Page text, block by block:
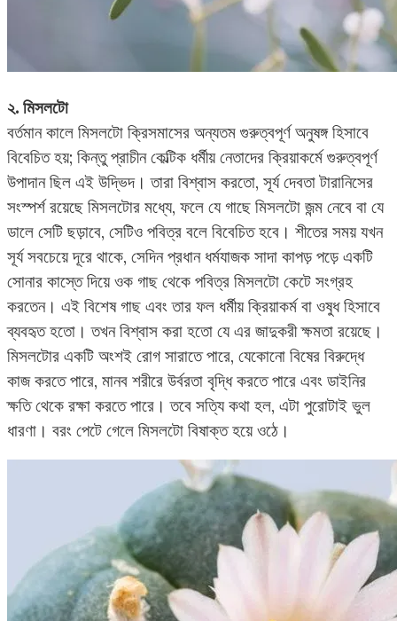
২. মিসলটো
বর্তমান কালে মিসলটো ক্রিসমাসের অন্যতম গুরুত্বপূর্ণ অনুষঙ্গ হিসাবে
বিবেচিত হয়; কিন্তু প্রাচীন কেল্টিক ধর্মীয় নেতাদের ক্রিয়াকর্মে গুরুত্বপূর্ণ
উপাদান ছিল এই উদ্ভিদ। তারা বিশ্বাস করতো, সূর্য দেবতা টারানিসের
সংস্পর্শ রয়েছে মিসলটোর মধ্যে, ফলে যে গাছে মিসলটো জন্ম নেবে বা যে
ডালে সেটি ছড়াবে, সেটিও পবিত্র বলে বিবেচিত হবে। শীতের সময় যখন
সূর্য সবচেয়ে দূরে থাকে, সেদিন প্রধান ধর্মযাজক সাদা কাপড় পড়ে একটি
সোনার কাস্তে দিয়ে ওক গাছ থেকে পবিত্র মিসলটো কেটে সংগ্রহ
করতেন। এই বিশেষ গাছ এবং তার ফল ধর্মীয় ক্রিয়াকর্ম বা ওষুধ হিসাবে
ব্যবহৃত হতো। তখন বিশ্বাস করা হতো যে এর জাদুকরী ক্ষমতা রয়েছে।
মিসলটোর একটি অংশই রোগ সারাতে পারে, যেকোনো বিষের বিরুদ্ধে
কাজ করতে পারে, মানব শরীরে উর্বরতা বৃদ্ধি করতে পারে এবং ডাইনির
ক্ষতি থেকে রক্ষা করতে পারে। তবে সত্যি কথা হল, এটা পুরোটাই ভুল
ধারণা। বরং পেটে গেলে মিসলটো বিষাক্ত হয়ে ওঠে।